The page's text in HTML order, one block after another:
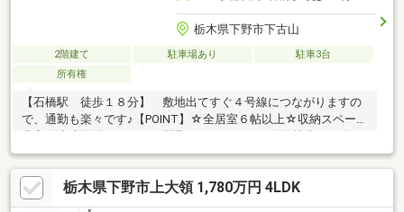
栃木県下野市下古山
2階建て 駐車場あり
駐車3台
所有権
【石橋駅 徒歩１８分】 敷地出てすぐ４号線につながりますの
で、通勤も楽々です♪【POINT】☆全居室６帖以上☆収納スペース
ケノコ、タラの芽、夏にみょうがが採れます！☆隣接農地（９８
９坪）が無償で利用可能！（菜園や農業関係にお使いいただけま
す） 【周辺環境】かましん石橋店 車6分（2300ｍ）ウエルシア
下野石橋店 徒歩10分（700ｍ）セブンイレブン下古山店 徒歩7
栃木県下野市上大領 1,780万円 4LDK